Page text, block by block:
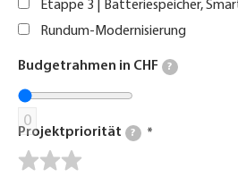
Etappe 3 | Batteriespeicher,
Rundum-Modernisierung
Budgetrahmen in CHF ?
0
Projektpriorität ?